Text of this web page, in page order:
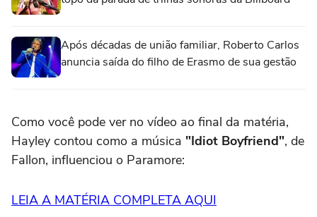
Após décadas de união familiar, Roberto Carlos
anuncia saída do filho de Erasmo de sua gestão
Como você pode ver no vídeo ao final da matéria,
Hayley contou como a música "Idiot Boyfriend", de
Fallon, influenciou o Paramore:
LEIA A MATÉRIA COMPLETA AQUI